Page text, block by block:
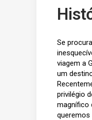
Se
viagem a
um
privilégio
magnífico
queremos